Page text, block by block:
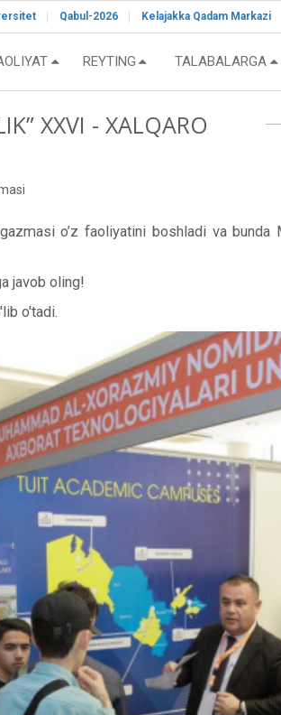
Qabul-2026 Kelajakka Qadam Markazi
REYTING TALABALARGA
XXVI - XALQARO
o’z faoliyatini boshladi va
javob oling!
o'tadi.